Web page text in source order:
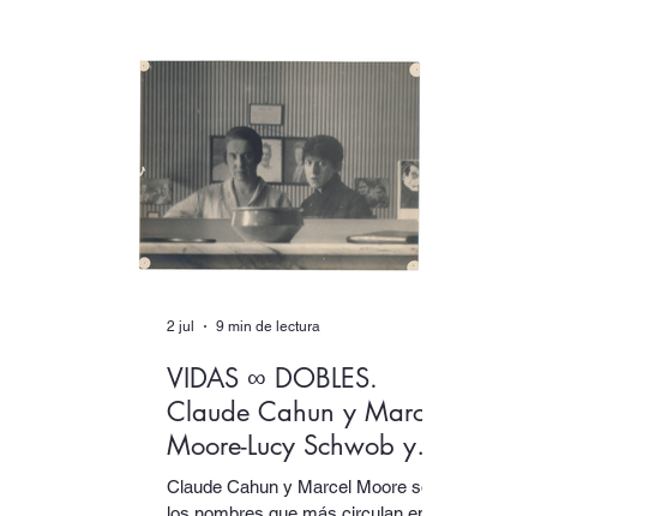
dimensiones, más que dialogar, se
solapan en un mutuo extrañamiento
del que ninguna sale intocada.
VIDAS ∞ DOBLES.
Claude Cahun y Marcel
Moore-Lucy Schwob y
Suzanne Malherbe
Claude Cahun y Marcel Moore son
2 jul 9 min de lectura